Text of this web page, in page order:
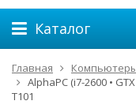
Каталог
Главная
AlphaPC (i7-2600 •
T101